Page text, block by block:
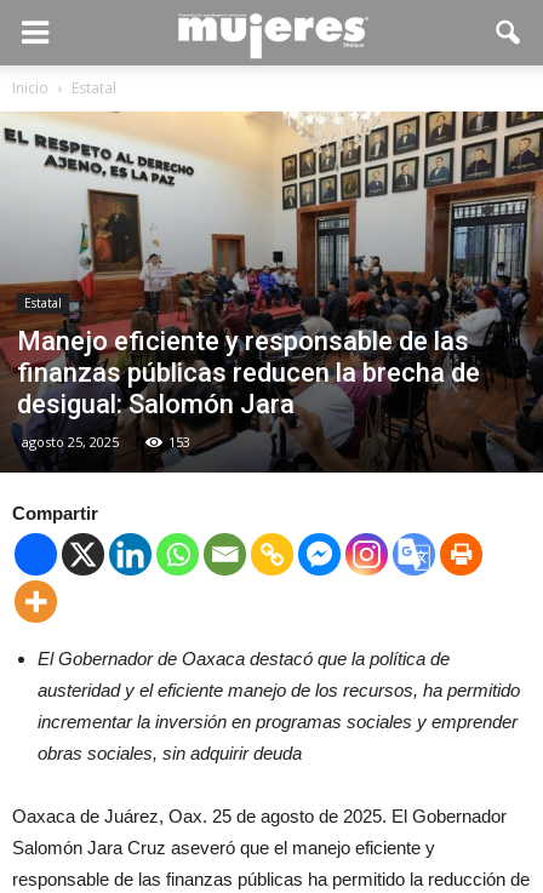
Inicio Estatal
Estatal
Manejo eficiente y responsable de las
finanzas públicas reducen la brecha de
desigual: Salomón Jara
agosto 25, 2025 153
Compartir
El Gobernador de Oaxaca destacó que la política de
austeridad y el eficiente manejo de los recursos, ha permitido
incrementar la inversión en programas sociales y emprender
obras sociales, sin adquirir deuda
Oaxaca de Juárez, Oax. 25 de agosto de 2025. El Gobernador
Salomón Jara Cruz aseveró que el manejo eficiente y
responsable de las finanzas públicas ha permitido la reducción de